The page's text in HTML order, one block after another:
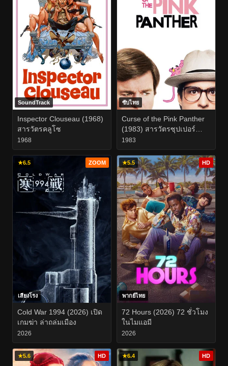
SoundTrack
Inspector Clouseau (1968)
สารวัตรคลูโซ
1968
ซับไทย
Curse of the Pink Panther
(1983) สารวัตรซุปเปอร์
หลวม
1983
★6.5 ZOOM
เสียงโรง
Cold War 1994 (2026) เปิด
เกมฆ่า ล่าถล่มเมือง
2026
★5.5 HD
พากย์ไทย
72 Hours (2026) 72 ชั่วโมง
ในไมแอมี
2026
★5.6 HD ★6.4 HD